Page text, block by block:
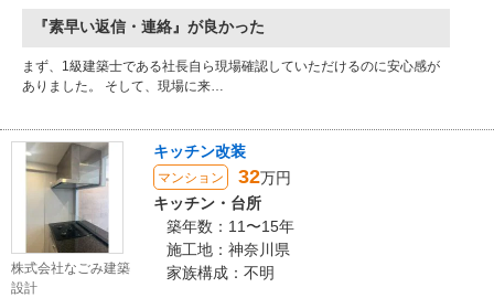
『素早い返信・連絡』が良かった
まず、1級建築士である社長自ら現場確認していただけるのに安心感が
ありました。 そして、現場に来…
株式会社なごみ建築
設計
キッチン改装
マンション 32万円
キッチン・台所
築年数：11〜15年
施工地：神奈川県
家族構成：不明